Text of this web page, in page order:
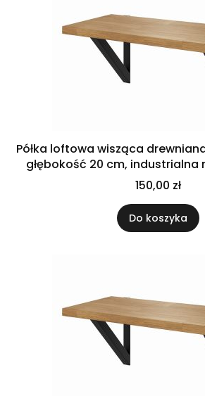
Półka loftowa wisząca
głębokość 20 cm,
uchwytach
150,00 zł
Do koszyka